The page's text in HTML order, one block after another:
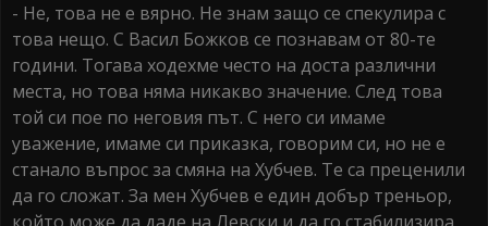
- Не, това не е вярно. Не знам защо се спекулира с
това нещо. С Васил Божков се познавам от 80-те
години. Тогава ходехме често на доста различни
места, но това няма никакво значение. След това
той си пое по неговия път. С него си имаме
уважение, имаме си приказка, говорим си, но не е
станало въпрос за смяна на Хубчев. Те са преценили
да го сложат. За мен Хубчев е един добър треньор,